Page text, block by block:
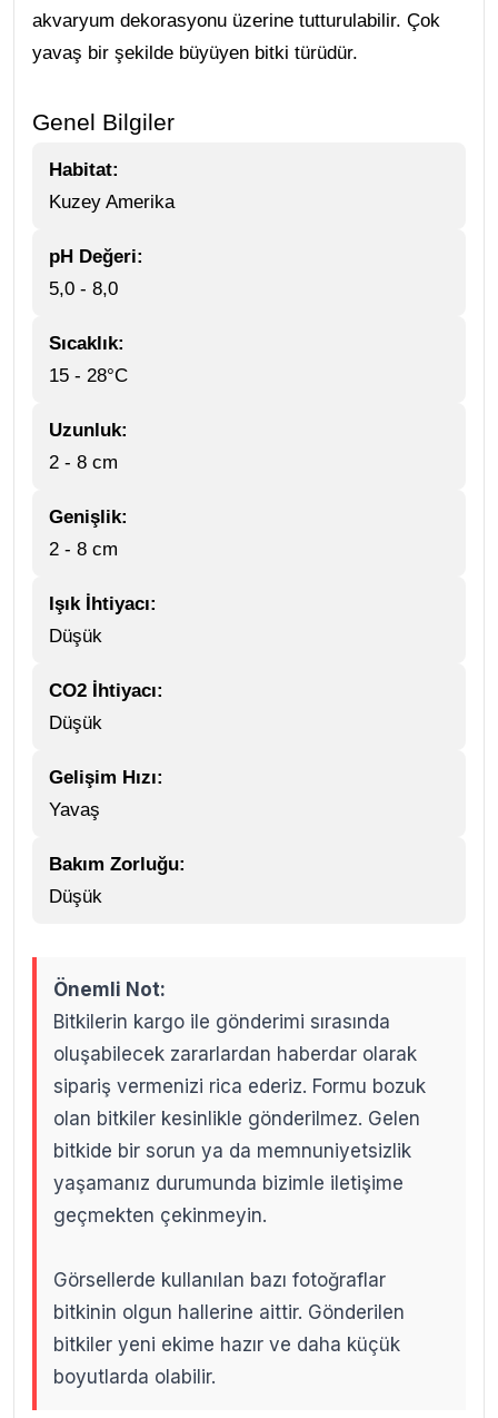
akvaryum dekorasyonu üzerine tutturulabilir. Çok
yavaş bir şekilde büyüyen bitki türüdür.
Genel Bilgiler
Habitat:
Kuzey Amerika
pH Değeri:
5,0 - 8,0
Sıcaklık:
15 - 28°C
Uzunluk:
2 - 8 cm
Genişlik:
2 - 8 cm
Işık İhtiyacı:
Düşük
CO2 İhtiyacı:
Düşük
Gelişim Hızı:
Yavaş
Bakım Zorluğu:
Düşük
Önemli Not:
Bitkilerin kargo ile gönderimi sırasında
oluşabilecek zararlardan haberdar olarak
sipariş vermenizi rica ederiz. Formu bozuk
olan bitkiler kesinlikle gönderilmez. Gelen
bitkide bir sorun ya da memnuniyetsizlik
yaşamanız durumunda bizimle iletişime
geçmekten çekinmeyin.
Görsellerde kullanılan bazı fotoğraflar
bitkinin olgun hallerine aittir. Gönderilen
bitkiler yeni ekime hazır ve daha küçük
boyutlarda olabilir.